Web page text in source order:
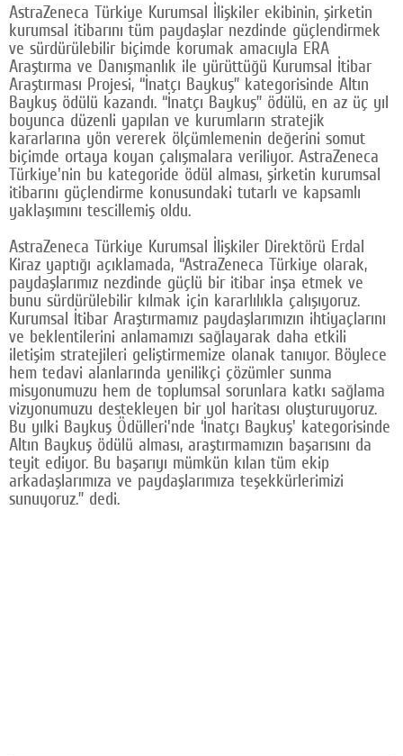
Google Plus
© 2026 TÜM HAKLARI SAKLIDIR
AstraZeneca Türkiye Kurumsal İlişkiler ekibinin, şirketin
kurumsal itibarını tüm paydaşlar nezdinde güçlendirmek
ve sürdürülebilir biçimde korumak amacıyla ERA
Araştırma ve Danışmanlık ile yürüttüğü Kurumsal İtibar
Araştırması Projesi, “İnatçı Baykuş” kategorisinde Altın
Baykuş ödülü kazandı. “İnatçı Baykuş” ödülü, en az üç yıl
boyunca düzenli yapılan ve kurumların stratejik
kararlarına yön vererek ölçümlemenin değerini somut
biçimde ortaya koyan çalışmalara veriliyor. AstraZeneca
Türkiye'nin bu kategoride ödül alması, şirketin kurumsal
itibarını güçlendirme konusundaki tutarlı ve kapsamlı
yaklaşımını tescillemiş oldu.
AstraZeneca Türkiye Kurumsal İlişkiler Direktörü Erdal
Kiraz yaptığı açıklamada, “AstraZeneca Türkiye olarak,
paydaşlarımız nezdinde güçlü bir itibar inşa etmek ve
bunu sürdürülebilir kılmak için kararlılıkla çalışıyoruz.
Kurumsal İtibar Araştırmamız paydaşlarımızın ihtiyaçlarını
ve beklentilerini anlamamızı sağlayarak daha etkili
iletişim stratejileri geliştirmemize olanak tanıyor. Böylece
hem tedavi alanlarında yenilikçi çözümler sunma
misyonumuzu hem de toplumsal sorunlara katkı sağlama
vizyonumuzu destekleyen bir yol haritası oluşturuyoruz.
Bu yılki Baykuş Ödülleri'nde ‘İnatçı Baykuş' kategorisinde
Altın Baykuş ödülü alması, araştırmamızın başarısını da
teyit ediyor. Bu başarıyı mümkün kılan tüm ekip
arkadaşlarımıza ve paydaşlarımıza teşekkürlerimizi
sunuyoruz.” dedi.